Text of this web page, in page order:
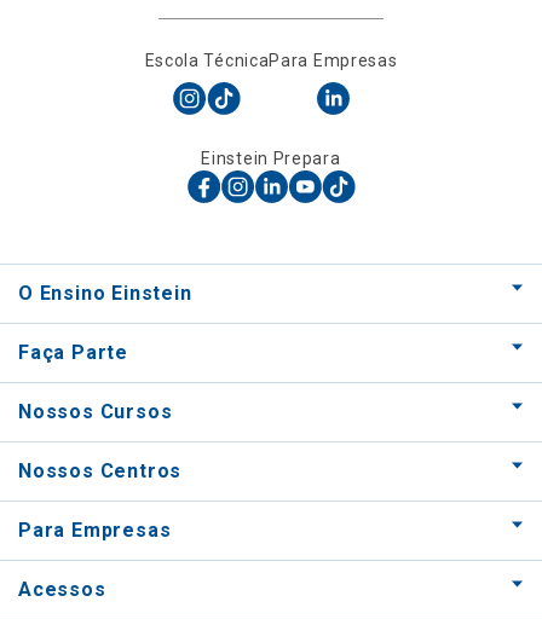
Escola TécnicaPara Empresas
Einstein Prepara
O Ensino Einstein
Faça Parte
Nossos Cursos
Nossos Centros
Para Empresas
Acessos